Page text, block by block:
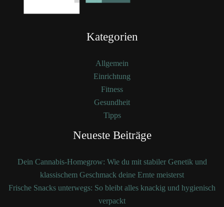
Kategorien
Allgemein
Einrichtung
Fitness
Gesundheit
Tipps
Neueste Beiträge
Dein Cannabis-Homegrow: Wie du mit stabiler Genetik und
klassischem Geschmack deine Ernte meisterst
Frische Snacks unterwegs: So bleibt alles knackig und hygienisch
verpackt